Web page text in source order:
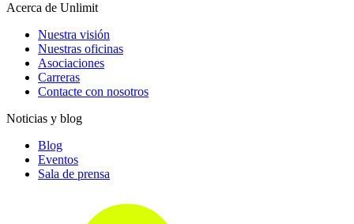
Acerca de Unlimit
Nuestra visión
Nuestras oficinas
Asociaciones
Carreras
Contacte con nosotros
Noticias y blog
Blog
Eventos
Sala de prensa